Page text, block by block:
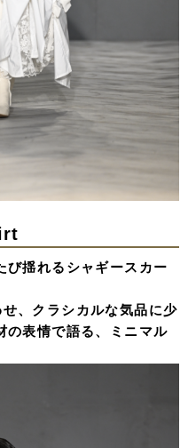
び揺れるシャギースカー
、クラシカルな気品に少
の表情で語る、ミニマル